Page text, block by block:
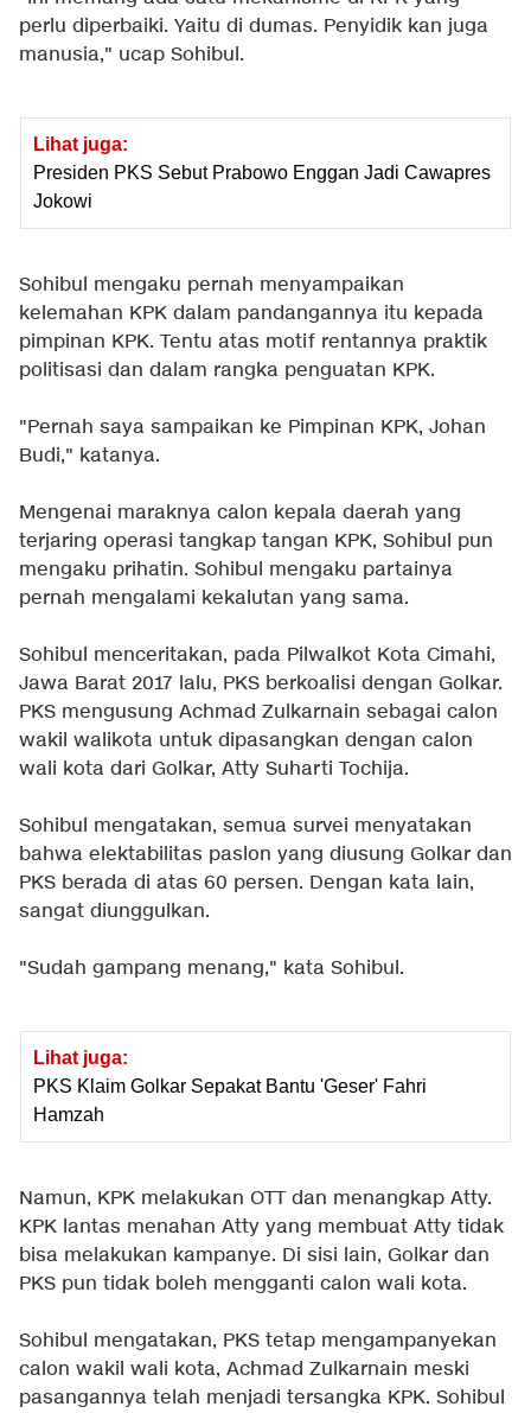
perlu diperbaiki. Yaitu di dumas. Penyidik kan juga
manusia," ucap Sohibul.
Lihat juga:
Presiden PKS Sebut Prabowo Enggan Jadi Cawapres
Jokowi
Sohibul mengaku pernah menyampaikan
kelemahan KPK dalam pandangannya itu kepada
pimpinan KPK. Tentu atas motif rentannya praktik
politisasi dan dalam rangka penguatan KPK.
"Pernah saya sampaikan ke Pimpinan KPK, Johan
Budi," katanya.
Mengenai maraknya calon kepala daerah yang
terjaring operasi tangkap tangan KPK, Sohibul pun
mengaku prihatin. Sohibul mengaku partainya
pernah mengalami kekalutan yang sama.
Sohibul menceritakan, pada Pilwalkot Kota Cimahi,
Jawa Barat 2017 lalu, PKS berkoalisi dengan Golkar.
PKS mengusung Achmad Zulkarnain sebagai calon
wakil walikota untuk dipasangkan dengan calon
wali kota dari Golkar, Atty Suharti Tochija.
Sohibul mengatakan, semua survei menyatakan
bahwa elektabilitas paslon yang diusung Golkar dan
PKS berada di atas 60 persen. Dengan kata lain,
sangat diunggulkan.
"Sudah gampang menang," kata Sohibul.
Lihat juga:
PKS Klaim Golkar Sepakat Bantu 'Geser' Fahri
Hamzah
Namun, KPK melakukan OTT dan menangkap Atty.
KPK lantas menahan Atty yang membuat Atty tidak
bisa melakukan kampanye. Di sisi lain, Golkar dan
PKS pun tidak boleh mengganti calon wali kota.
Sohibul mengatakan, PKS tetap mengampanyekan
calon wakil wali kota, Achmad Zulkarnain meski
pasangannya telah menjadi tersangka KPK. Sohibul